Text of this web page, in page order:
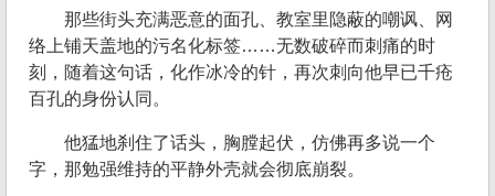
那些街头充满恶意的面孔、教室里隐蔽的嘲讽、网
络上铺天盖地的污名化标签……无数破碎而刺痛的时
刻，随着这句话，化作冰冷的针，再次刺向他早已千疮
百孔的身份认同。
他猛地刹住了话头，胸膛起伏，仿佛再多说一个
字，那勉强维持的平静外壳就会彻底崩裂。